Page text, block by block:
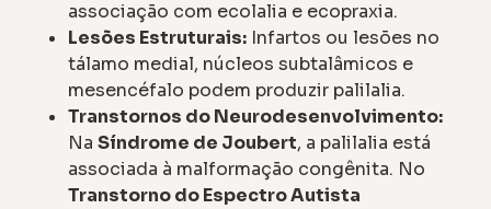
associação com ecolalia e ecopraxia.
Lesões Estruturais: Infartos ou lesões no
tálamo medial, núcleos subtalâmicos e
mesencéfalo podem produzir palilalia.
Transtornos do Neurodesenvolvimento:
NaSíndrome de Joubert, a palilalia está
associada à malformação congênita. No
Transtorno do Espectro Autista